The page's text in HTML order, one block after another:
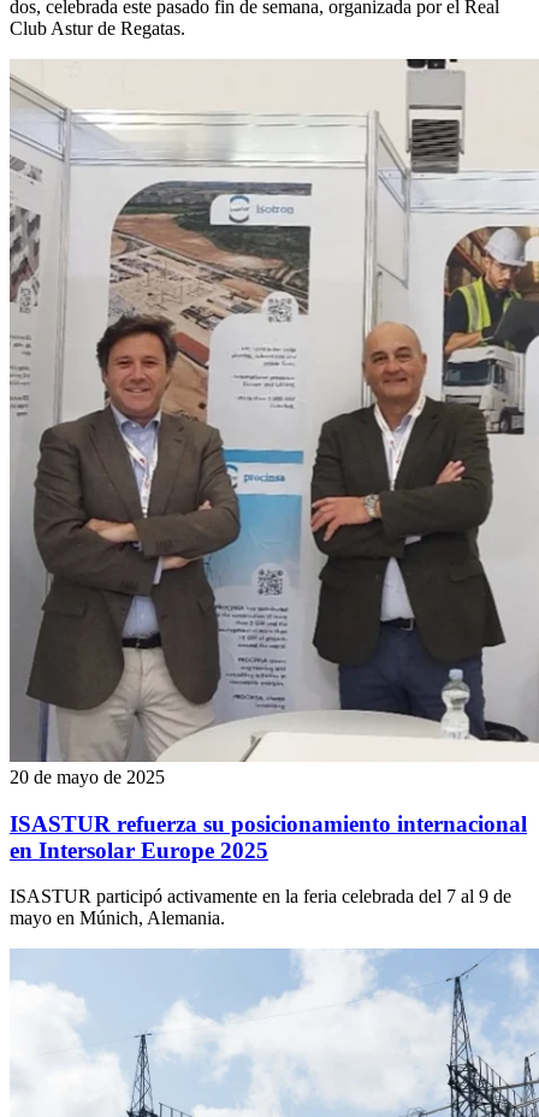
dos, celebrada este pasado fin de semana, organizada por el Real
Club Astur de Regatas.
20 de mayo de 2025
ISASTUR refuerza su posicionamiento internacional
en Intersolar Europe 2025
ISASTUR participó activamente en la feria celebrada del 7 al 9 de
mayo en Múnich, Alemania.